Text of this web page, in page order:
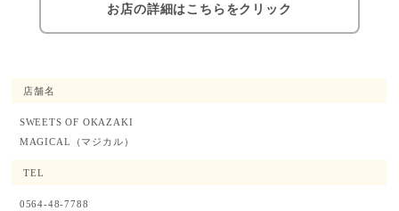
お店の詳細はこちらをクリック
店舗名
SWEETS OF OKAZAKI
MAGICAL
（マジカル）
TEL
0564-48-7788